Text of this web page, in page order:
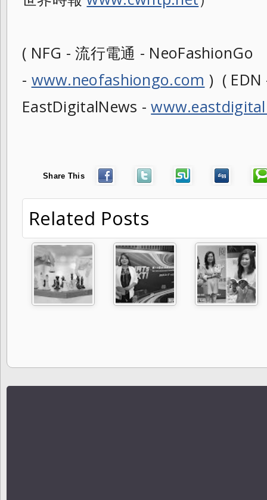
( NFG - 流行電通 - NeoFashionGo
- www.neofashiongo.com ) ( EDN
EastDigitalNews -
Share This
Related Posts